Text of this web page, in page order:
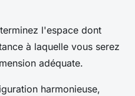
l'espace dont
à laquelle vous serez
adéquate.
harmonieuse,